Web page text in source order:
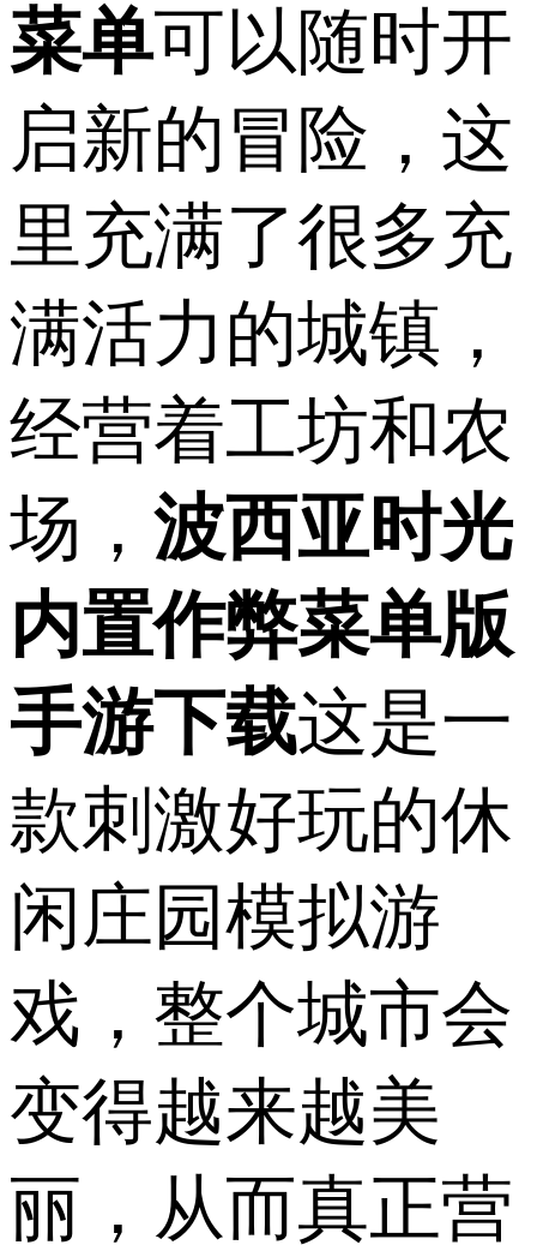
菜单可以随时开
启新的冒险，这
里充满了很多充
满活力的城镇，
经营着工坊和农
场， 波西亚时光
内置作弊菜单版
手游下载这是一
款刺激好玩的休
闲庄园模拟游
戏，整个城市会
变得越来越美
丽，从而真正营